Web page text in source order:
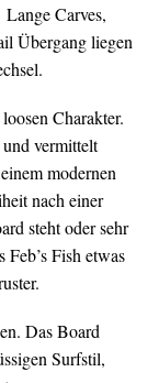
Carves,
Übergang liegen
Charakter.
vermittelt
modernen
nach einer
steht oder sehr
Fish etwas
Das Board
Surfstil,